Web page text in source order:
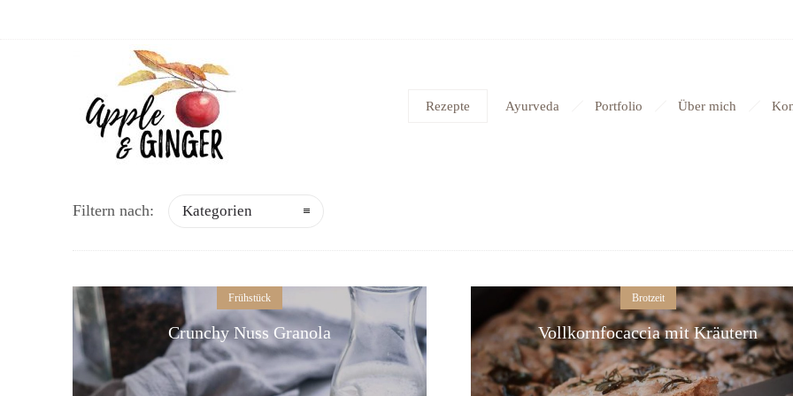
Rezepte Ayurveda Portfolio Über mich
Filtern nach: Kategorien
Frühstück
Crunchy Nuss Granola
Brotzeit
Vollkornfocaccia mit Kräutern